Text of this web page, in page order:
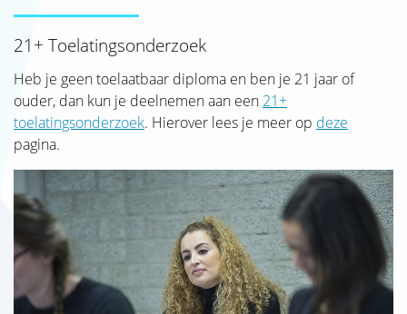
21+ Toelatingsonderzoek
Heb je geen toelaatbaar diploma en ben je 21 jaar of
ouder, dan kun je deelnemen aan een 21+
toelatingsonderzoek. Hierover lees je meer op deze
pagina.